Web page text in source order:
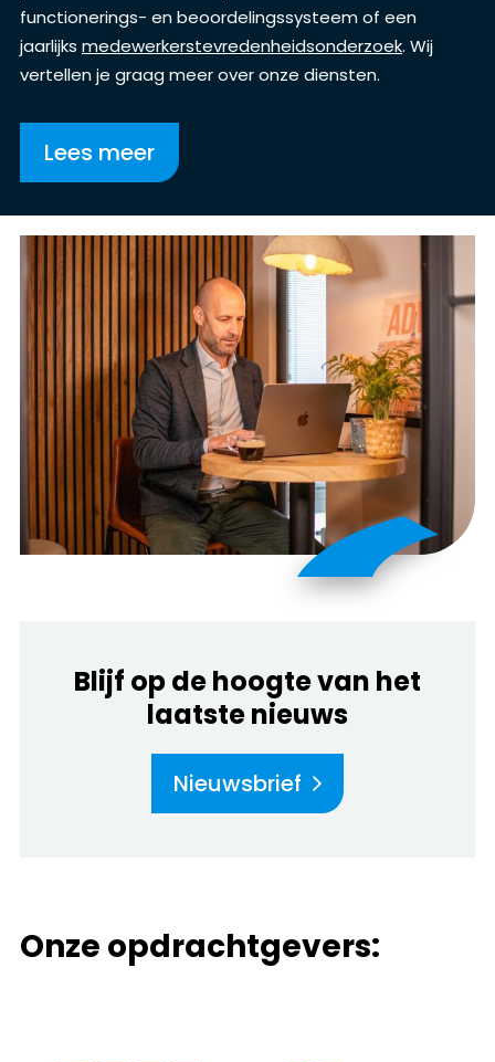
functionerings- en beoordelingssysteem of een
jaarlijks medewerkerstevredenheidsonderzoek. Wij
vertellen je graag meer over onze diensten.
Lees meer
Blijf op de hoogte van het
laatste nieuws
Nieuwsbrief
Onze opdrachtgevers: